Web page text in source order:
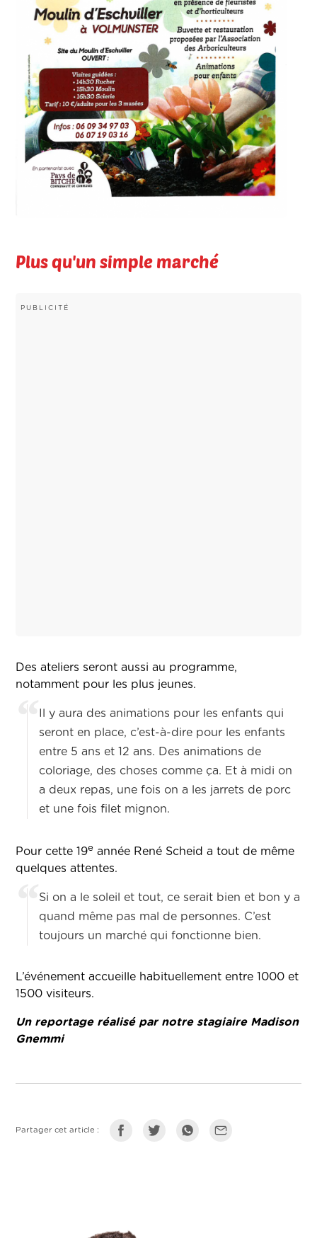
Plus qu'un simple marché
Des ateliers seront aussi au programme,
notamment pour les plus jeunes.
Il y aura des animations pour les enfants qui
seront en place, c’est-à-dire pour les enfants
entre 5 ans et 12 ans. Des animations de
coloriage, des choses comme ça. Et à midi on
a deux repas, une fois on a les jarrets de porc
et une fois filet mignon.
Pour cette 19e année René Scheid a tout de même
quelques attentes.
Si on a le soleil et tout, ce serait bien et bon y a
quand même pas mal de personnes. C’est
toujours un marché qui fonctionne bien.
L’événement accueille habituellement entre 1000 et
1500 visiteurs.
Un reportage réalisé par notre stagiaire Madison
Gnemmi
Partager cet article :